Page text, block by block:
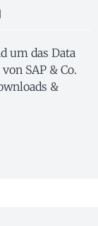
um das Data
SAP & Co.
&